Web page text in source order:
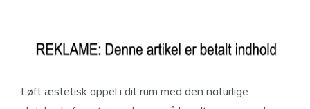
Løft æstetisk appel i dit rum med den naturlige